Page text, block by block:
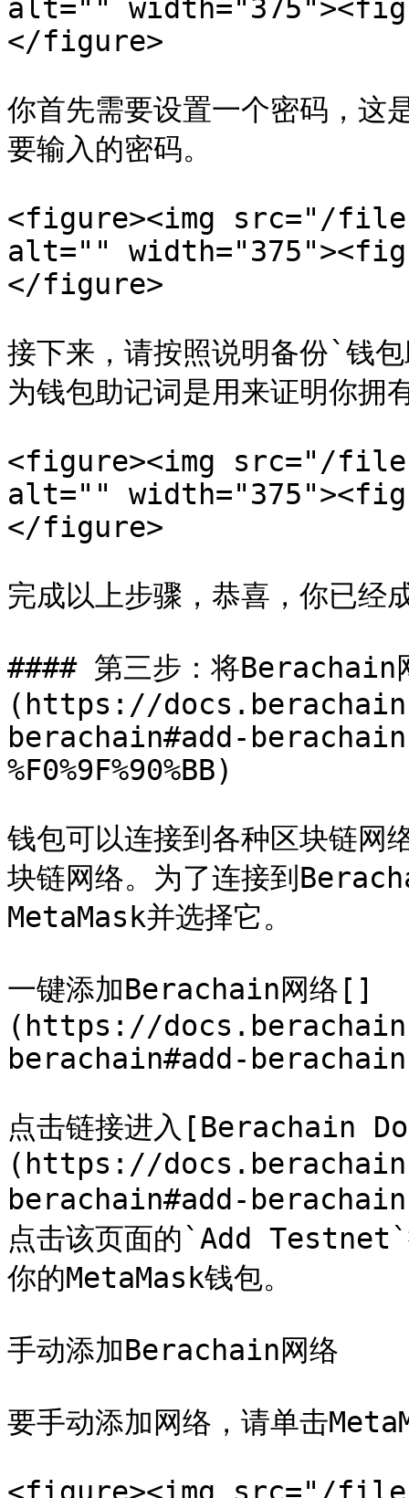
alt=""
</figure>
你首先需要设置一个密码，这
要输入的密码。
<figure><img src="/files/
alt=""
</figure>
接下来，请按照说明备份`钱
为钱包助记词是用来证明你拥
<figure><img src="/files/
alt=""
</figure>
完成以上步骤，恭喜，你已经
#### 第三步：将Berachain
(https://
berachain#add-
%F0%9F%90%BB)
钱包可以连接到各种区块链网
块链网络。为了连接到
MetaMask并选择它。
一键添加Berachain网络[​]
(https://
berachain#add-
点击链接进入[Berachain
(https://
berachain#add-
点击该页面的`Add Testnet`
你的MetaMask钱包。
手动添加Berachain网络
要手动添加网络，请单击